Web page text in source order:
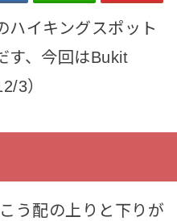
ハイキングスポット
す、今回はBukit
3）
う配の上りと下りが